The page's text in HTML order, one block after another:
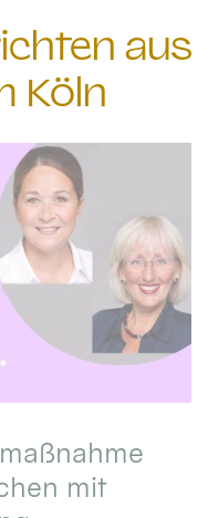
aus
Köln
mit